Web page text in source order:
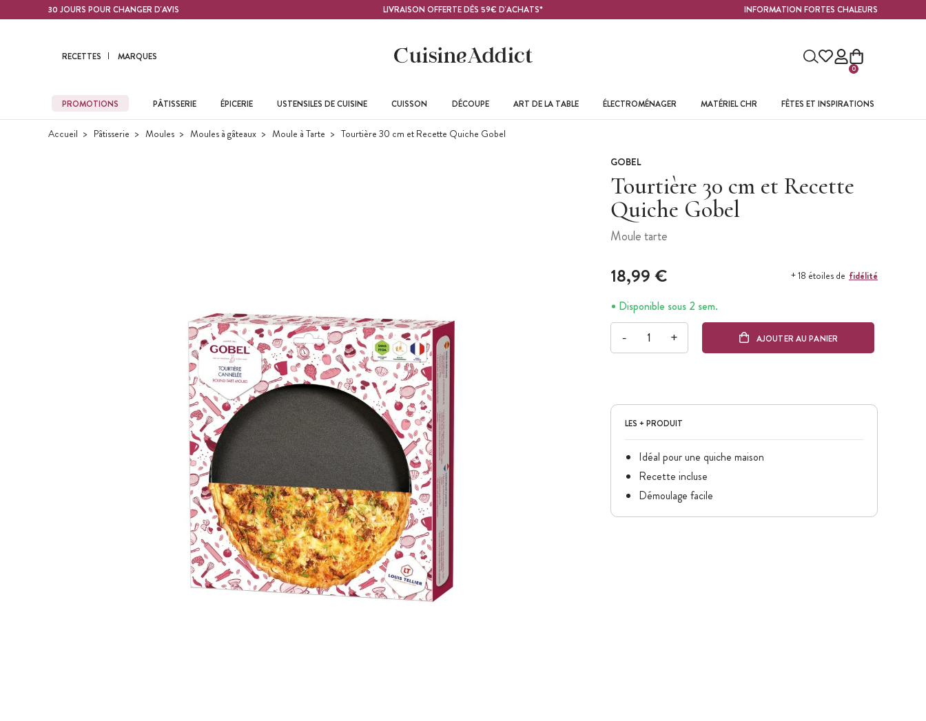
Contenu principal30 JOURS POUR CHANGER D'AVIS LIVRAISON OFFERTE DÈS 59€ D'ACHATS* INFORMATION FORTES CHALEURS
RECETTES MARQUES
0
PROMOTIONS PÂTISSERIE ÉPICERIE USTENSILES DE CUISINE CUISSON DÉCOUPE ART DE LA TABLE ÉLECTROMÉNAGER MATÉRIEL CHR FÊTES ET INSPIRATIONS
Accueil Pâtisserie Moules Moules à gâteaux Moule à Tarte Tourtière 30 cm et Recette Quiche Gobel
GOBEL
Tourtière 30 cm et Recette
Quiche Gobel
Moule tarte
18,99 € + 18 étoiles de fidélité
Disponible sous 2 sem.
- + AJOUTER AU PANIER
LES + PRODUIT
Idéal pour une quiche maison
Recette incluse
Démoulage facile